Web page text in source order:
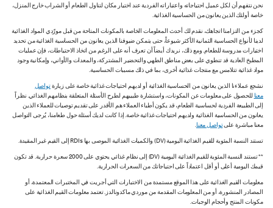
نحن نتفهم أن لكل عميل احتياجاته واعتباراته الفردية عند اختيار مكان لتناول الطعام أو الشراب خارج المنزل،
خاصة أولئك الذين يعانون من الحساسية الغذائية.
كجزء من التزامنا اتجاهك، نقدم لك أحدث المعلومات الخاصة بالمكونات المتاحة من قبل مورّدي المواد الغذائية
لدينا لأنواع الحساسية الثمانية الأكثر شيوعاً، حتى يتمكن ضيوفنا الذين يعانون من الحساسية الغذائية من تحديد
اختيارات مدروسة للطعام. ومع ذلك، نريدك أيضاً أن تعرف أنه على الرغم من اتخاذ الاحتياطات، فإن عمليات
المطبخ العادية قد تنطوي على بعض مناطق الطهي والتحضير المشتركة، والمعدات والأواني، وإمكانية وجود
مواد غذائية تتلامس مع منتجات غذائية أخرى، بما في ذلك مسببات الحساسية.
نشجع عملاءنا الذين يعانون من الحساسية الغذائية أو لديهم احتياجات غذائية خاصة على زيارةتواصل
معنا للحصول على معلومات عن المكونات، واستشارة طبيبهم لطرح الأسئلة المتعلقة بنظامهم الغذائي. نظراً
إلى الطبيعة الفردية لحساسية الطعام، قد يكون أطباء العملاء هم الأقدر على تقديم توصيات للعملاء الذين
يعانون من الحساسية الغذائية ولديهم احتياجات غذائية خاصة. إذا كانت لديك أسئلة حول طعامنا، يُرجى التواصل
معنا مباشرة علىتواصل معنا.
تستند النسبة المئوية للقيم الغذائية اليومية (DV) والكميات الغذائية الموصى بها RDIs إلى القيم غير المقيدة.
** تستند النسبة المئوية للقيم الغذائية اليومية (DV) إلى نظام غذائي يحتوي على 2000 سعرة حرارية. قد تكون
قيمك اليومية أعلى أو أقل اعتماداً على احتياجاتك من السعرات الحرارية.
معلومات القيم الغذائية على هذا الموقع مستمدة من الاختبارات التي أجريت في المختبرات المعتمدة، أو
المصادر المنشورة، أو من المعلومات المقدمة من موردي ماكدونالدز. تعتمد معلومات القيم الغذائية على
مكونات المنتج وأحجام الوجبات.